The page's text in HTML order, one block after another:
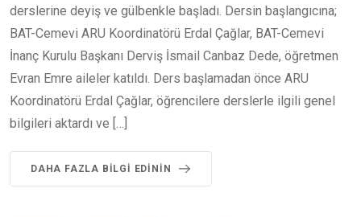
derslerine deyiş ve gülbenkle başladı. Dersin başlangıcına;
BAT-Cemevi ARU Koordinatörü Erdal Çağlar, BAT-Cemevi
İnanç Kurulu Başkanı Derviş İsmail Canbaz Dede, öğretmen
Evran Emre aileler katıldı. Ders başlamadan önce ARU
Koordinatörü Erdal Çağlar, öğrencilere derslerle ilgili genel
bilgileri aktardı ve […]
DAHA FAZLA BILGI EDININ